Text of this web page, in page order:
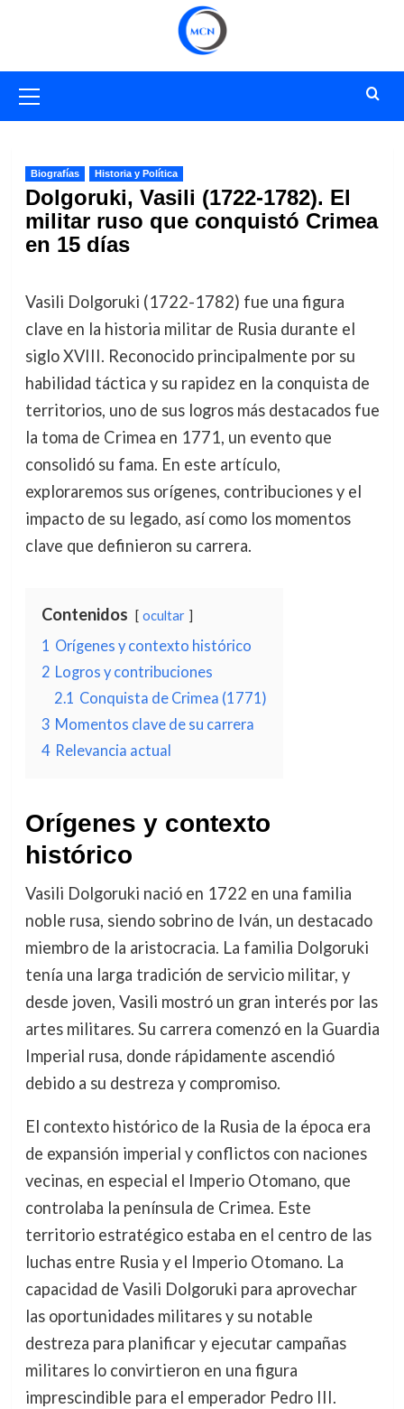
primario
Biografías Historia y Política
Dolgoruki, Vasili (1722-1782). El
militar ruso que conquistó Crimea
en 15 días
Vasili Dolgoruki (1722-1782) fue una figura
clave en la historia militar de Rusia durante el
siglo XVIII. Reconocido principalmente por su
habilidad táctica y su rapidez en la conquista de
territorios, uno de sus logros más destacados fue
la toma de Crimea en 1771, un evento que
consolidó su fama. En este artículo,
exploraremos sus orígenes, contribuciones y el
impacto de su legado, así como los momentos
clave que definieron su carrera.
Contenidos ocultar
1 Orígenes y contexto histórico
2 Logros y contribuciones
2.1 Conquista de Crimea (1771)
3 Momentos clave de su carrera
4 Relevancia actual
Orígenes y contexto
histórico
Vasili Dolgoruki nació en 1722 en una familia
noble rusa, siendo sobrino de Iván, un destacado
miembro de la aristocracia. La familia Dolgoruki
tenía una larga tradición de servicio militar, y
desde joven, Vasili mostró un gran interés por las
artes militares. Su carrera comenzó en la Guardia
Imperial rusa, donde rápidamente ascendió
debido a su destreza y compromiso.
El contexto histórico de la Rusia de la época era
de expansión imperial y conflictos con naciones
vecinas, en especial el Imperio Otomano, que
controlaba la península de Crimea. Este
territorio estratégico estaba en el centro de las
luchas entre Rusia y el Imperio Otomano. La
capacidad de Vasili Dolgoruki para aprovechar
las oportunidades militares y su notable
destreza para planificar y ejecutar campañas
militares lo convirtieron en una figura
imprescindible para el emperador Pedro III.